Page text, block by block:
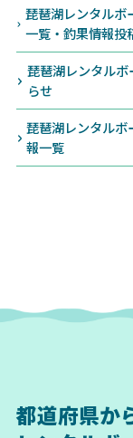
琵琶湖レンタル
一覧・釣果情報投
琵琶湖レンタル
らせ
琵琶湖レンタル
報一覧
都道府県か